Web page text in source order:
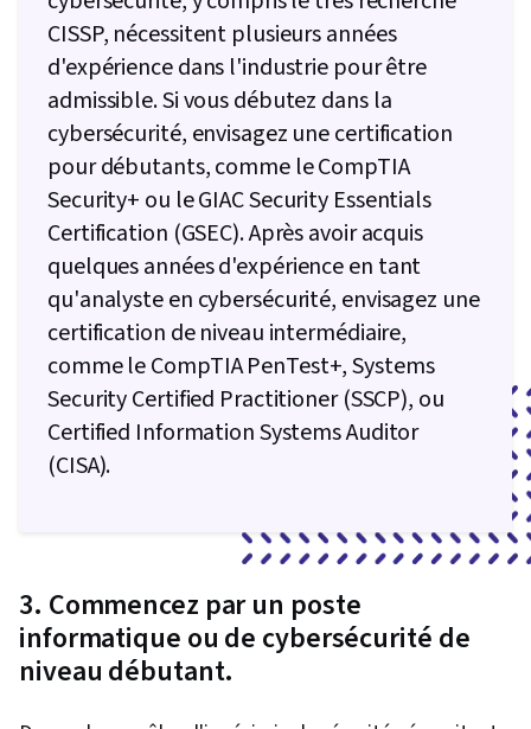
Administration Linux, Bases de données
relationnelles, Authentifications, Gestion des
bases de données, Pare-feu, Modèle de
réseau, Architecture du réseau, Réseaux privés
virtuels (VPN), Réseaux informatiques, Sécurité
de l'informatique en nuage, Évaluations de la
vulnérabilité, Informatique en nuage,
Infrastructure de réseau, Mise en réseau
générale, Fichier E/S, Algorithmes,
Développement du programme, Maintenabilité,
Importation/exportation de données,
Programmation informatique, Automatisation,
Principes de programmation, Automatisation
des technologies de l'information, Protection
données, Cadre de gestion des risques, Cadre
accès, Projet ouvert de sécurité des
applications web (OWASP), Gestion des
risques, Audit, Sécurité des entreprises,
CISSP, nécessitent plusieurs années
d'expérience dans l'industrie pour être
admissible. Si vous débutez dans la
cybersécurité, envisagez une certification
pour débutants, comme le CompTIA
Security+ ou le GIAC Security Essentials
Certification (GSEC). Après avoir acquis
quelques années d'expérience en tant
qu'analyste en cybersécurité, envisagez une
certification de niveau intermédiaire,
comme le CompTIA PenTest+, Systems
Security Certified Practitioner (SSCP), ou
Certified Information Systems Auditor
(CISA).
3. Commencez par un poste
informatique ou de cybersécurité de
niveau débutant.